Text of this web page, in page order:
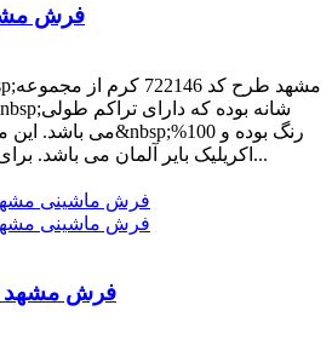
فرش مشهد
اکریلیک بایر آلمان می باشد. برای آگاهی از موجودی قالیچه...
فرش مشهد طرح